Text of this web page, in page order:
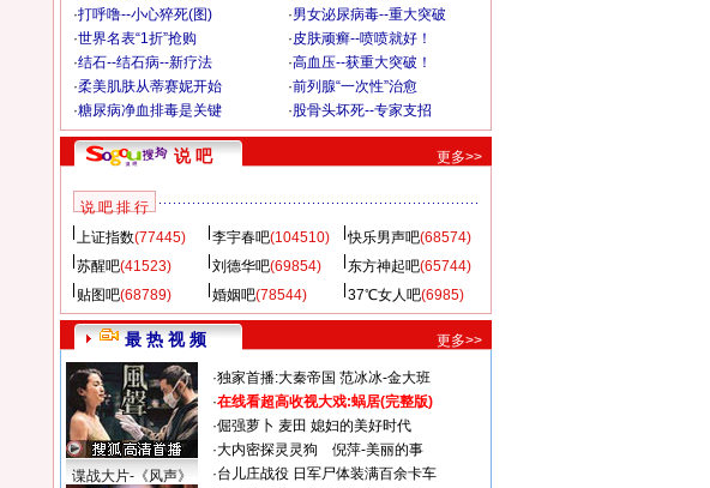
·打呼噜--小心猝死(图) ·男女泌尿病毒--重大突破
·世界名表“1折”抢购 ·皮肤顽癣--喷喷就好！
·结石--结石病--新疗法 ·高血压--获重大突破！
·柔美肌肤从蒂赛妮开始 ·前列腺“一次性”治愈
·糖尿病净血排毒是关键 ·股骨头坏死--专家支招
说 吧 更多>>
说 吧 排 行
上证指数(77445) 李宇春吧(104510) 快乐男声吧(68574)
苏醒吧(41523) 刘德华吧(69854) 东方神起吧(65744)
贴图吧(68789) 婚姻吧(78544) 37℃女人吧(6985)
最 热 视 频 更多>>
谍战大片-《风声》
·独家首播:大秦帝国 范冰冰-金大班
·在线看超高收视大戏:蜗居(完整版)
·倔强萝卜 麦田 媳妇的美好时代
·大内密探灵灵狗
倪萍-美丽的事
·台儿庄战役 日军尸体装满百余卡车